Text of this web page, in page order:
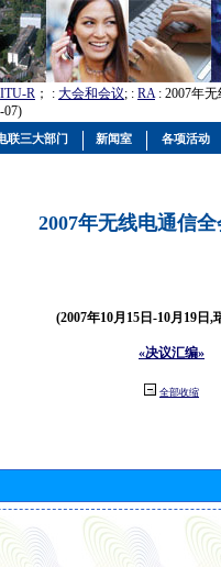
ITU-R ； : 大会和会议; : RA: 2007年
07)
2007年无线电通信
(2007年10月15日-10月19日,
«决议汇编»
全部收缩
联三大部门 新闻室 各项活动